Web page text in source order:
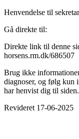
Henvendelse til
Gå direkte til:
Direkte link til denne
horsens.rm.dk/686507
Brug ikke
diagnoser, og følg kun
har henvist dig til siden.
Revideret 17-06-2025